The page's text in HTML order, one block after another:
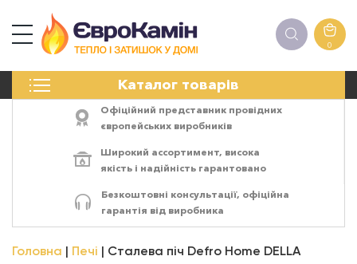
0
Каталог товарів
ПЕЧІ
ЕЛЕКТРОКАМІНИ
АКСЕСУАРИ
Офіційний представник провідних
європейських виробників
Широкий ассортимент, висока
якість і надійність гарантовано
Безкоштовні консультації, офіційна
гарантія від виробника
Головна Печі Сталева піч Defro Home DELLA